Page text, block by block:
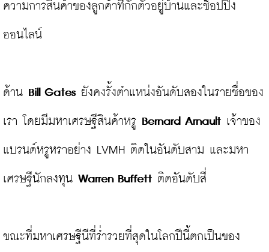
ความการสินค้าของลูกค้าที่กักตัวอยู่บ้านและช็อปปิ้ง
ออนไลน์
ด้าน Bill Gates ยังคงรั้งตำแหน่งอันดับสองในรายชื่อของ
เรา โดยมีมหาเศรษฐีสินค้าหรู Bernard Arnault เจ้าของ
แบรนด์หรูหราอย่าง LVMH ติดในอันดับสาม และมหา
เศรษฐีนักลงทุน Warren Buffett ติดอันดับสี่